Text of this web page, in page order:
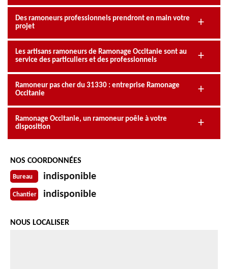
Des ramoneurs professionnels prendront en main votre
projet
Les artisans ramoneurs de Ramonage Occitanie sont au
service des particuliers et des professionnels
Ramoneur pas cher du 31330 : entreprise Ramonage
Occitanie
Ramonage Occitanie, un ramoneur poêle à votre
disposition
NOS COORDONNÉES
Bureau indisponible
Chantier indisponible
NOUS LOCALISER